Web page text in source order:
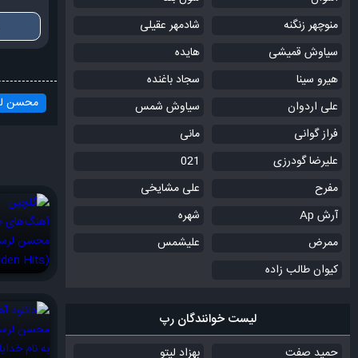
محسن
منوچهر زنگنه
شادمهر عقیلی
سیاوش قمیشی
هایده
هیرو سینا
سجاد باغنده
علی اردوان
سیاوش شمس
فراز گوانی
مانی
علیرضا گودرزی
021
مفرح
علی مشایخی
آرش Ap
شهره
ممرض
علیشمس
کیوان طالب زاده
لیست خوانندگان رپ
حمید صفت
بهزاد لیتو